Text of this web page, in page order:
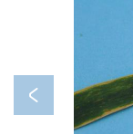
Previous